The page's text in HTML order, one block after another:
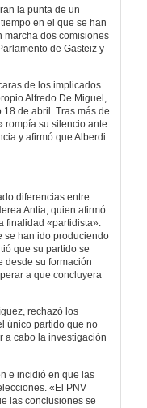
la punta de un
en el que se han
marcha dos comisiones
de Gasteiz y
de los implicados.
Alfredo De Miguel,
de abril. Tras más de
rompía su silencio ante
y afirmó que Alberdi
diferencias entre
Antia, quien afirmó
finalidad «partidista».
se han ido produciendo
que su partido se
desde su formación
a que concluyera
rechazó los
único partido que no
a cabo la investigación
e incidió en que las
«El PNV
las conclusiones se